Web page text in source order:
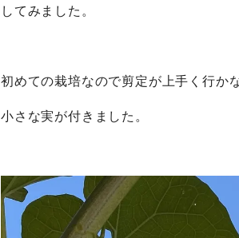
してみました。
初めての栽培なので剪定が上手く行か
小さな実が付きました。